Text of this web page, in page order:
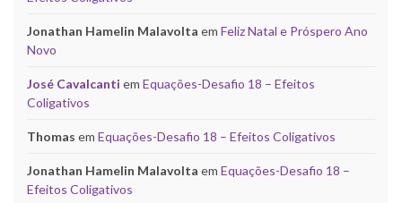
Jonathan Hamelin Malavolta em Feliz Natal e Próspero Ano
Novo
José Cavalcanti em Equações-Desafio 18 – Efeitos
Coligativos
Thomas em Equações-Desafio 18 – Efeitos Coligativos
Jonathan Hamelin Malavolta em Equações-Desafio 18 –
Efeitos Coligativos